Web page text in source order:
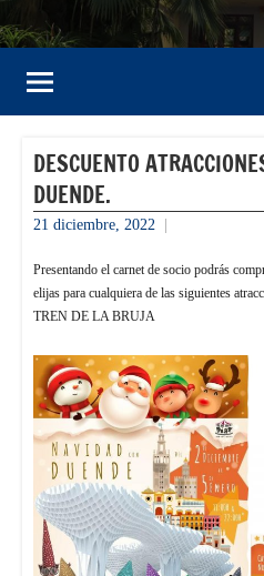
DESCUENTO
DUENDE.
21 diciembre, 2022
Presentando el carnet de socio podrás
elijas para cualquiera de las siguientes
TREN DE LA BRUJA